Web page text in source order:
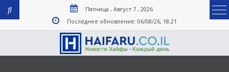
Пятница , Август 7 , 2026
Последнее обновление: 06/08/26, 18:21